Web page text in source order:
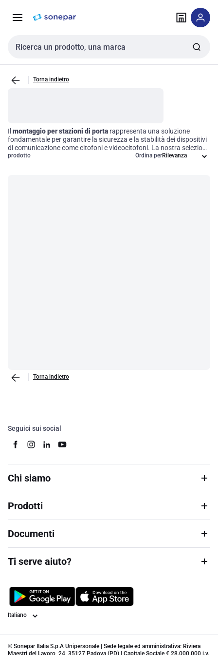
navigazione alla
Cerca input
Torna indietro
Il montaggio per stazioni di porta rappresenta una soluzione
fondamentale per garantire la sicurezza e la stabilità dei dispositivi
di comunicazione come citofoni e videocitofoni. La nostra selezione
di telai di montaggio è progettata per ottimizzare l'installazione,
prodotto Ordina per
Torna indietro
Seguici sui social
Chi siamo
Prodotti
Documenti
Ti serve aiuto?
Lingua
© Sonepar Italia S.p.A Unipersonale | Sede legale ed amministrativa: Riviera
Maestri del Lavoro, 24, 35127 Padova (PD) | Capitale Sociale € 28.000.000 i.v.